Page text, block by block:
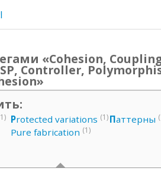
«Cohesion,
Controller,
Protected variations (1)
Pure fabrication (1)
Паттерны